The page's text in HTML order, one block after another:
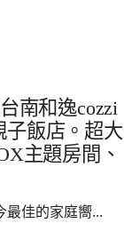
南和逸cozzi
子飯店。超大
主題房間、
最佳的家庭嚮...